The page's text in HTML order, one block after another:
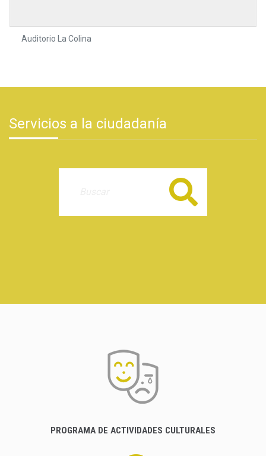
Auditorio La Colina
Servicios a la ciudadanía
Buscar
PROGRAMA DE ACTIVIDADES CULTURALES